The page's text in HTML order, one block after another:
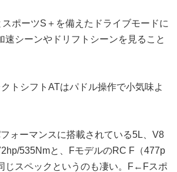
ポーツS＋を備えたドライブモードに
速シーンやドリフトシーンを見ること
トシフトATはパドル操作で小気味よ
ォーマンスに搭載されている5L、V8
535Nmと、FモデルのRC F（477p
じスペックというのも凄い。F←Fスポ